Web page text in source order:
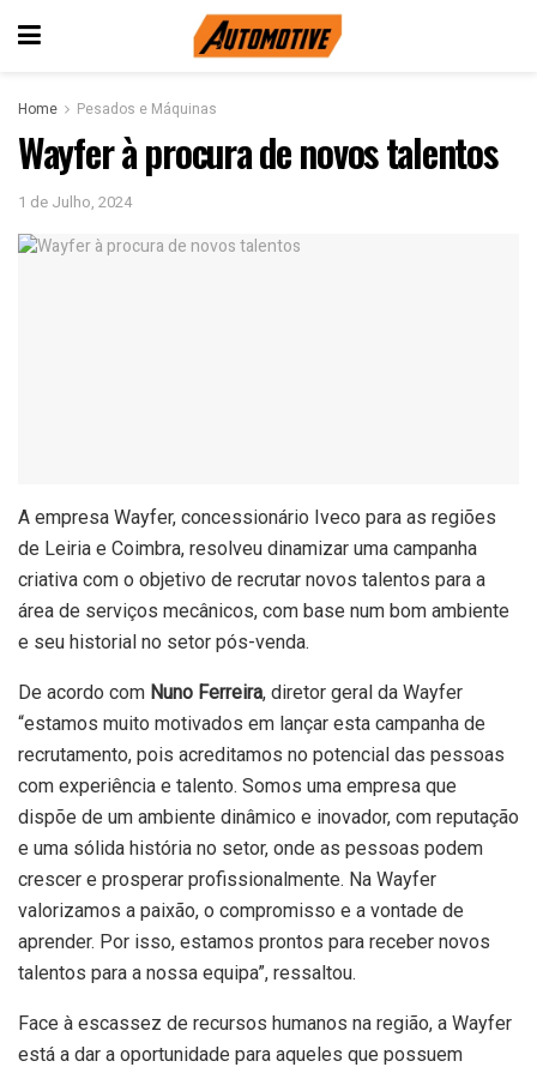
Home Pesados e Máquinas
Wayfer à procura de novos talentos
1 de Julho, 2024
A empresa Wayfer, concessionário Iveco para as regiões
de Leiria e Coimbra, resolveu dinamizar uma campanha
criativa com o objetivo de recrutar novos talentos para a
área de serviços mecânicos, com base num bom ambiente
e seu historial no setor pós-venda.
De acordo com Nuno Ferreira, diretor geral da Wayfer
“estamos muito motivados em lançar esta campanha de
recrutamento, pois acreditamos no potencial das pessoas
com experiência e talento. Somos uma empresa que
dispõe de um ambiente dinâmico e inovador, com reputação
e uma sólida história no setor, onde as pessoas podem
crescer e prosperar profissionalmente. Na Wayfer
valorizamos a paixão, o compromisso e a vontade de
aprender. Por isso, estamos prontos para receber novos
talentos para a nossa equipa”, ressaltou.
Face à escassez de recursos humanos na região, a Wayfer
está a dar a oportunidade para aqueles que possuem